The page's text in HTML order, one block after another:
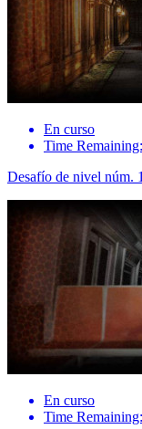
En curso
Time
Desafío de nivel núm.
En curso
Time